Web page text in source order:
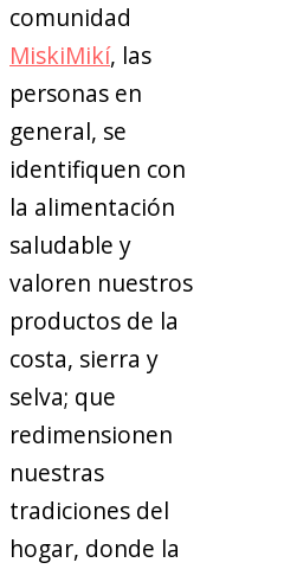
comunidad
MiskiMikí, las
personas en
general, se
identifiquen con
la alimentación
saludable y
valoren nuestros
productos de la
costa, sierra y
selva; que
redimensionen
nuestras
tradiciones del
hogar, donde la